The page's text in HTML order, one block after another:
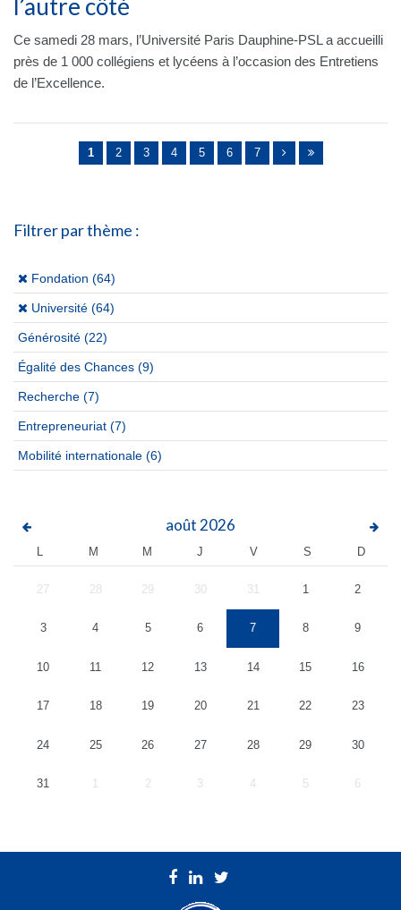
l’autre côté
Ce samedi 28 mars, l’Université Paris Dauphine-PSL a accueilli
près de 1 000 collégiens et lycéens à l’occasion des Entretiens
de l’Excellence.
1 2 3 4 5 6 7
Filtrer par thème :
(x)
Fondation (64)
(x)
Université (64)
Générosité (22)
Égalité des Chances (9)
Recherche (7)
Entrepreneuriat (7)
Mobilité internationale (6)
août 2026
L M M J V S D
27 28 29 30 31 1 2
3 4 5 6 7 8 9
10 11 12 13 14 15 16
17 18 19 20 21 22 23
24 25 26 27 28 29 30
31 1 2 3 4 5 6